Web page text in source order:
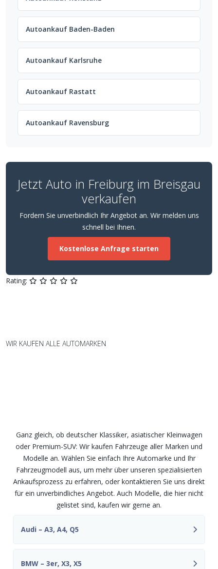
Autoankauf Baden-Baden
Autoankauf Karlsruhe
Autoankauf Rastatt
Autoankauf Ravensburg
Jetzt Auto in Freiburg im Breisgau
verkaufen
Fordern Sie unverbindlich Ihr Angebot an. Wir melden uns
schnell bei Ihnen.
Kostenlose Anfrage starten
Rating:
WIR KAUFEN ALLE AUTOMARKEN
Ganz gleich, ob deutscher Klassiker, asiatischer Kleinwagen
oder Premium-SUV: Wir kaufen Fahrzeuge aller Marken und
Modelle an. Wählen Sie einfach Ihre Automarke und Ihr
Fahrzeugmodell aus, um mehr über unseren spezialisierten
Ankaufsprozess zu erfahren, oder kontaktieren Sie uns direkt
für ein unverbindliches Angebot. Auch Modelle, die hier nicht
gelistet sind, kaufen wir gerne an.
Audi – A3, A4, Q5
BMW – 3er, X3, X5